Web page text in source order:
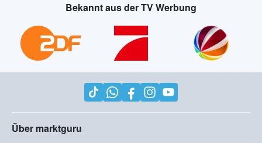
Bekannt aus der TV Werbung
Über marktguru